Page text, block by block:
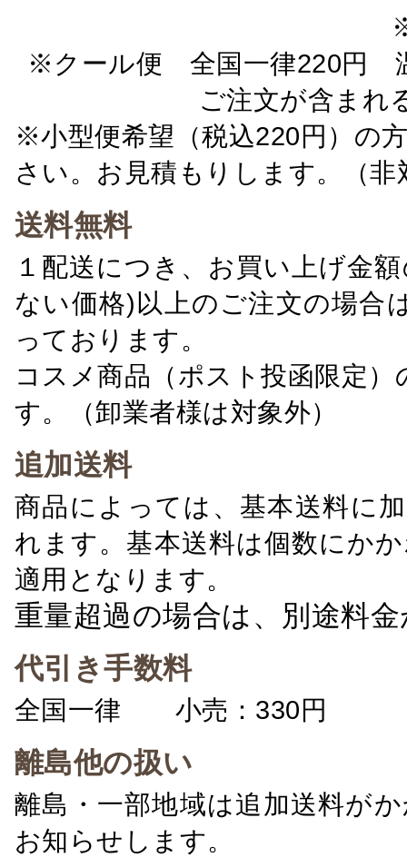
※クール便 全国一律220円
ご注文が含ま
※小型便希望（税込220円）の
さい。お見積もりします。（非
送料無料
１配送につき、お買い上げ金
ない価格)以上のご注文の場合
っております。
コスメ商品（ポスト投函限定
す。（卸業者様は対象外）
追加送料
商品によっては、基本送料に
れます。基本送料は個数にか
適用となります。
重量超過の場合は、別途料
代引き手数料
全国一律 小売：330円 卸
離島他の扱い
離島・一部地域は追加送料が
お知らせします。